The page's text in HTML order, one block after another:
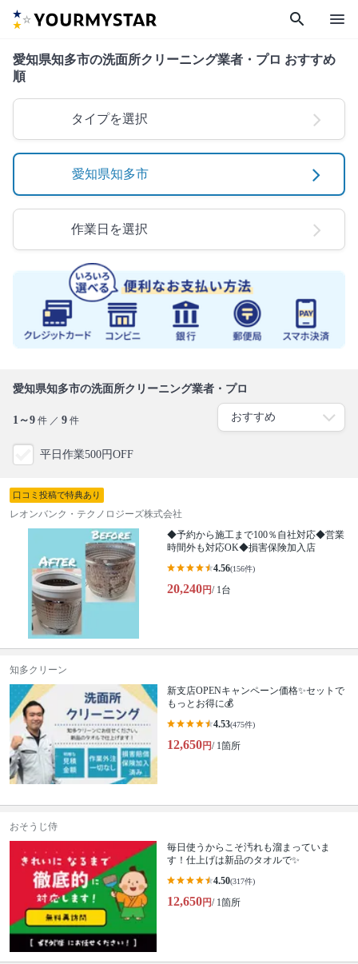
search menu
愛知県知多市の洗面所クリーニング業者・プロ おすすめ
順
タイプを選択
愛知県知多市
作業日を選択
愛知県知多市の洗面所クリーニング業者・プロ
1～9 件 ／ 9 件
平日作業500円OFF
口コミ投稿で特典あり
レオンバンク・テクノロジーズ株式会社
◆予約から施工まで100％自社対応◆営業
時間外も対応OK◆損害保険加入店
4.56(156件)
20,240円/ 1台
知多クリーン
新支店OPENキャンペーン価格✨セットで
もっとお得に💰
4.53(475件)
12,650円/ 1箇所
おそうじ侍
毎日使うからこそ汚れも溜まっていま
す！仕上げは新品のタオルで✨
4.50(317件)
12,650円/ 1箇所